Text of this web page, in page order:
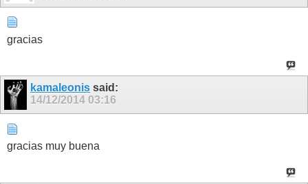
gracias
kamaleonis said:
14/12/2014 03:16
gracias muy buena